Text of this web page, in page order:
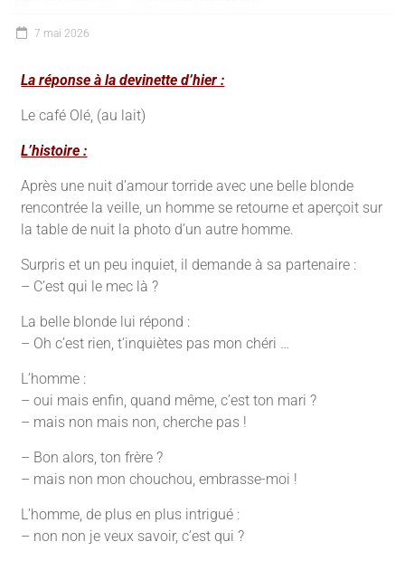
7 mai 2026
La réponse à la devinette d’hier :
Le café Olé, (au lait)
L’histoire :
Après une nuit d’amour torride avec une belle blonde
rencontrée la veille, un homme se retourne et aperçoit sur
la table de nuit la photo d’un autre homme.
Surpris et un peu inquiet, il demande à sa partenaire :
– C’est qui le mec là ?
La belle blonde lui répond :
– Oh c’est rien, t’inquiètes pas mon chéri …
L’homme :
– oui mais enfin, quand même, c’est ton mari ?
– mais non mais non, cherche pas !
– Bon alors, ton frère ?
– mais non mon chouchou, embrasse-moi !
L’homme, de plus en plus intrigué :
– non non je veux savoir, c’est qui ?